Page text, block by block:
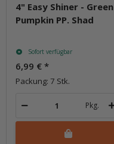
4" Easy Shiner - Green
Pumpkin PP. Shad
Sofort verfügbar
6,99 € *
Packung: 7 Stk.
Pkg.